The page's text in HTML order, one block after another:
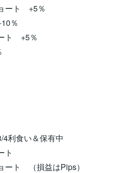
ート +5％
％
ト +5％
利食い＆保有中
ト
ト （損益はPips）